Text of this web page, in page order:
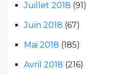
Juillet 2018 (91)
Juin 2018 (67)
Mai 2018 (185)
Avril 2018 (216)